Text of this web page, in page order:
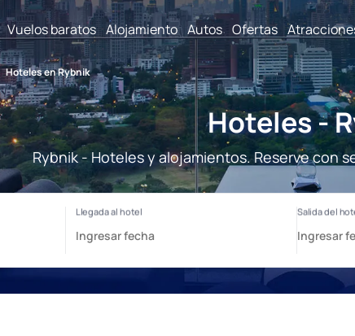
Vuelos baratos Alojamiento Autos Ofertas
Hoteles en Rybnik
Hoteles -
Rybnik - Hoteles y alojamientos. Reserve con